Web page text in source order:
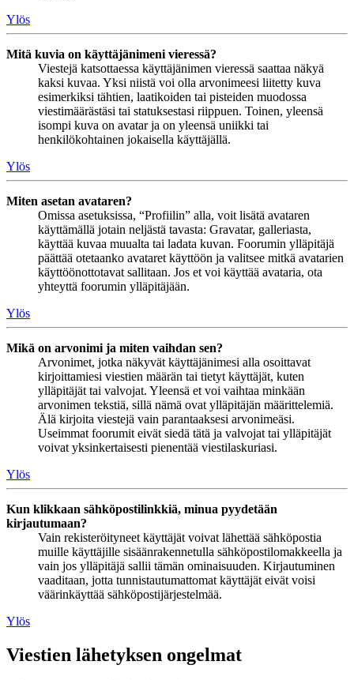
Ylös
Mitä kuvia on käyttäjänimeni vieressä?
Viestejä katsottaessa käyttäjänimen vieressä saattaa näkyä
kaksi kuvaa. Yksi niistä voi olla arvonimeesi liitetty kuva
esimerkiksi tähtien, laatikoiden tai pisteiden muodossa
viestimäärästäsi tai statuksestasi riippuen. Toinen, yleensä
isompi kuva on avatar ja on yleensä uniikki tai
henkilökohtainen jokaisella käyttäjällä.
Ylös
Miten asetan avataren?
Omissa asetuksissa, “Profiilin” alla, voit lisätä avataren
käyttämällä jotain neljästä tavasta: Gravatar, galleriasta,
käyttää kuvaa muualta tai ladata kuvan. Foorumin ylläpitäjä
päättää otetaanko avataret käyttöön ja valitsee mitkä avatarien
käyttöönottotavat sallitaan. Jos et voi käyttää avataria, ota
yhteyttä foorumin ylläpitäjään.
Ylös
Mikä on arvonimi ja miten vaihdan sen?
Arvonimet, jotka näkyvät käyttäjänimesi alla osoittavat
kirjoittamiesi viestien määrän tai tietyt käyttäjät, kuten
ylläpitäjät tai valvojat. Yleensä et voi vaihtaa minkään
arvonimen tekstiä, sillä nämä ovat ylläpitäjän määrittelemiä.
Älä kirjoita viestejä vain parantaaksesi arvonimeäsi.
Useimmat foorumit eivät siedä tätä ja valvojat tai ylläpitäjät
voivat yksinkertaisesti pienentää viestilaskuriasi.
Ylös
Kun klikkaan sähköpostilinkkiä, minua pyydetään
kirjautumaan?
Vain rekisteröityneet käyttäjät voivat lähettää sähköpostia
muille käyttäjille sisäänrakennetulla sähköpostilomakkeella ja
vain jos ylläpitäjä sallii tämän ominaisuuden. Kirjautuminen
vaaditaan, jotta tunnistautumattomat käyttäjät eivät voisi
väärinkäyttää sähköpostijärjestelmää.
Ylös
Viestien lähetyksen ongelmat